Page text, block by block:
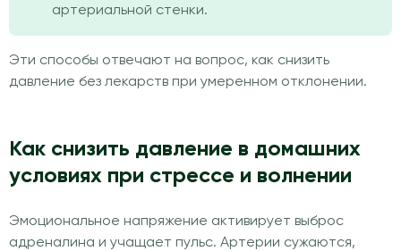
артериальной стенки.
Эти способы отвечают на вопрос, как снизить
давление без лекарств при умеренном отклонении.
Как снизить давление в домашних
условиях при стрессе и волнении
Эмоциональное напряжение активирует выброс
адреналина и учащает пульс. Артерии сужаются,